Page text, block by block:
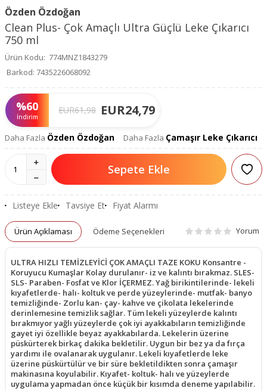
Özden Özdoğan
Clean Plus- Çok Amaçlı Ultra Güçlü Leke Çıkarıcı
750 ml
Ürün Kodu: 774MNZ1843279
Barkod: 7435226068092
%60
İndirim
EUR61,98 EUR24,79
Daha Fazla Özden Özdoğan Daha Fazla Çamaşır Leke Çıkarıcı
Sepete Ekle
Listeye Ekle Tavsiye Et Fiyat Alarmı
Ürün Açıklaması Ödeme Seçenekleri Yorum
ULTRA HIZLI TEMİZLEYİCİ ÇOK AMAÇLI TAZE KOKU Konsantre -
Koruyucu Kumaşlar Kolay durulanır- iz ve kalıntı bırakmaz. SLES-
SLS- Paraben- Fosfat ve Klor İÇERMEZ. Yağ birikintilerinde- lekeli
kıyafetlerde- halı- koltuk ve perde yüzeylerinde- mutfak- banyo
temizliğinde- Zorlu kan- çay- kahve ve çikolata lekelerinde
derinlemesine temizlik sağlar. Tüm lekeli yüzeylerde kalıntı
bırakmıyor yağlı yüzeylerde çok iyi ayakkabıların temizliğinde
gayet iyi özellikle beyaz ayakkabılarda. Lekelerin üzerine
püskürterek birkaç dakika bekletilir. Uygun bir bez ya da fırça
yardımı ile ovalanarak uygulanır. Lekeli kıyafetlerde leke
üzerine püskürtülür ve bir süre bekletildikten sonra çamaşır
makinasına koyulabilir. Kıyafet- koltuk- halı ve yüzeylerde
uygulama yapmadan önce küçük bir kısımda deneme yapılabilir.